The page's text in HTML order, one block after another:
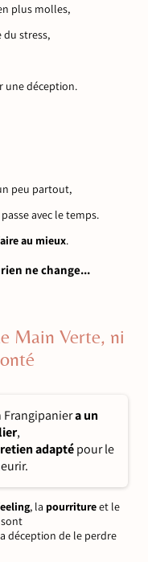
plus molles,
du stress,
une déception.
peu partout,
avec le temps.
au mieux.
ne change...
Main Verte, ni
Frangipaniera un
,
adaptépour le
, la pourritureet le
sont
déception de le perdre